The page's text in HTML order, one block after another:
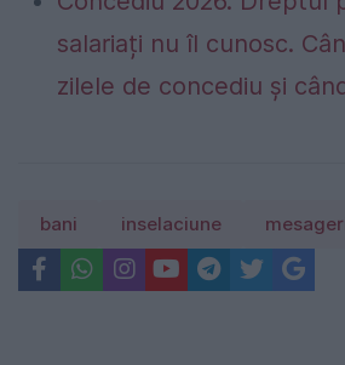
salariați nu îl cunosc.
zilele de concediu și
bani inselaciune